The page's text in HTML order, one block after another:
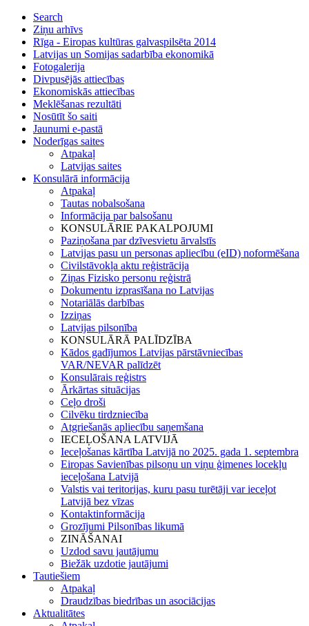
Search
Ziņu arhīvs
Rīga - Eiropas kultūras galvaspilsēta 2014
Latvijas un Somijas sadarbība ekonomikā
Fotogalerija
Divpusējās attiecības
Ekonomiskās attiecības
Meklēšanas rezultāti
Nosūtīt šo saiti
Jaunumi e-pastā
Noderīgas saites
Atpakaļ
Latvijas saites
Konsulārā informācija
Atpakaļ
Tautas nobalsošana
Informācija par balsošanu
KONSULĀRIE PAKALPOJUMI
Paziņošana par dzīvesvietu ārvalstīs
Latvijas pasu un personas apliecību (eID) noformēšana
Civilstāvokļa aktu reģistrācija
Ziņas Fizisko personu reģistrā
Dokumentu izprasīšana no Latvijas
Notariālās darbības
Izziņas
Latvijas pilsonība
KONSULĀRĀ PALĪDZĪBA
Kādos gadījumos Latvijas pārstāvniecības
VAR/NEVAR palīdzēt
Konsulārais reģistrs
Ārkārtas situācijas
Ceļo droši
Cilvēku tirdzniecība
Atgriešanās apliecību saņemšana
IECEĻOŠANA LATVIJĀ
Ieceļošanas kārtība Latvijā no 2025. gada 1. septembra
Eiropas Savienības pilsoņu un viņu ģimenes locekļu
ieceļošana Latvijā
Valstis vai teritorijas, kuru pasu turētāji var ieceļot
Latvijā bez vīzas
Kontaktinformācija
Grozījumi Pilsonības likumā
ZINĀŠANAI
Uzdod savu jautājumu
Biežāk uzdotie jautājumi
Tautiešiem
Atpakaļ
Draudzības biedrības un asociācijas
Aktualitātes